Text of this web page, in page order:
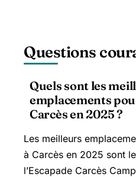
Questions
Quels sont les
emplacements
Carcès en 2025 ?
Les meilleurs
à Carcès en 2025 sont
l’Escapade Carcès